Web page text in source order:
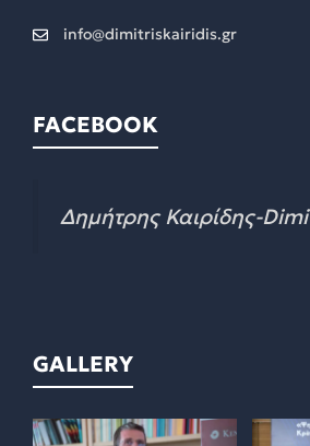
info@dimitriskairidis.gr
FACEBOOK
Δημήτρης Καιρίδης-
GALLERY